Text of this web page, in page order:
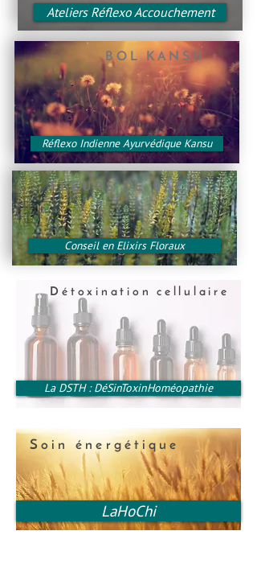
Ateliers Réflexo Accouchement
BOL KANSU
Réflexo Indienne Ayurvédique Kansu
FLEURS DE BACH
Conseil en Elixirs Floraux
La DSTH : DéSinToxinHoméopathie
Détoxination cellulaire
LaHoChi
Soin énergétique